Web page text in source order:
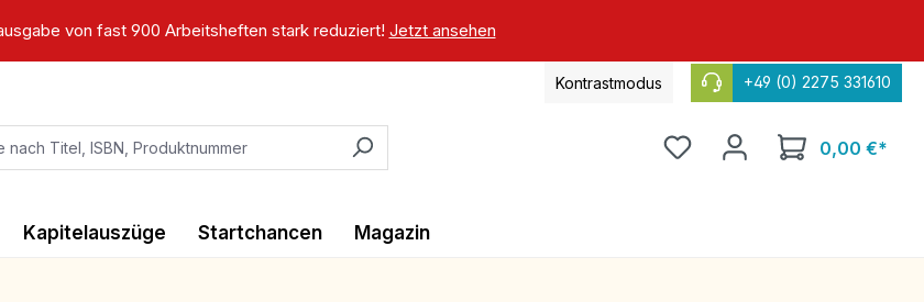
von fast 900 Arbeitsheften stark reduziert! Jetzt ansehen
Kontrastmodus +49 (0) 2275 331610
0,00 €*
Kapitelauszüge Startchancen Magazin